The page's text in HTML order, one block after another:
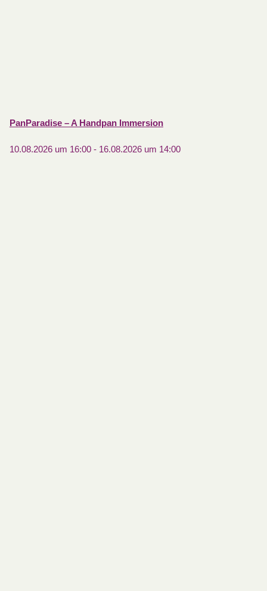
PanParadise – A Handpan Immersion
10.08.2026 um 16:00- 16.08.2026 um 14:00